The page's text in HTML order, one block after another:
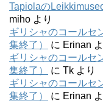
Tapiolaの
miho より
ギリシャのコールセ
集終了）
に Erinan
ギリシャのコールセ
集終了）
に Tk より
ギリシャのコールセ
集終了）
に Erinan